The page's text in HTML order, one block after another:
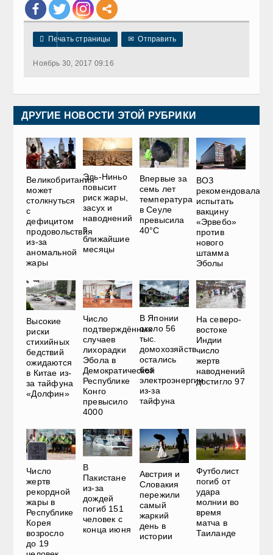
 Печать страницы ✉ Отправить
Ноябрь 30, 2017 09:16
ДРУГИЕ НОВОСТИ ЭТОЙ РУБРИКИ
Великобритания
может
столкнуться
с
дефицитом
продовольствия
из-за
аномальной
жары
Эль-Ниньо
повысит
риск жары,
засух и
наводнений
в
ближайшие
месяцы
Впервые за
семь лет
температура
в Сеуле
превысила
40°C
ВОЗ
рекомендовала
испытать
вакцину
«Эрвебо»
против
нового
штамма
Эболы
Высокие
риски
стихийных
бедствий
ожидаются
в Китае из-
за тайфуна
«Долфин»
Число
подтверждённых
случаев
лихорадки
Эбола в
Демократической
Республике
Конго
превысило
4000
В Японии
около 56
тыс.
домохозяйств
остались
без
электроэнергии
из-за
тайфуна
На северо-
востоке
Индии
число
жертв
наводнений
достигло 97
Число
жертв
рекордной
жары в
Республике
Корея
возросло
до 19
В
Пакистане
из-за
дождей
погиб 151
человек с
конца июня
Австрия и
Словакия
пережили
самый
жаркий
день в
истории
Футболист
погиб от
удара
молнии во
время
матча в
Таиланде